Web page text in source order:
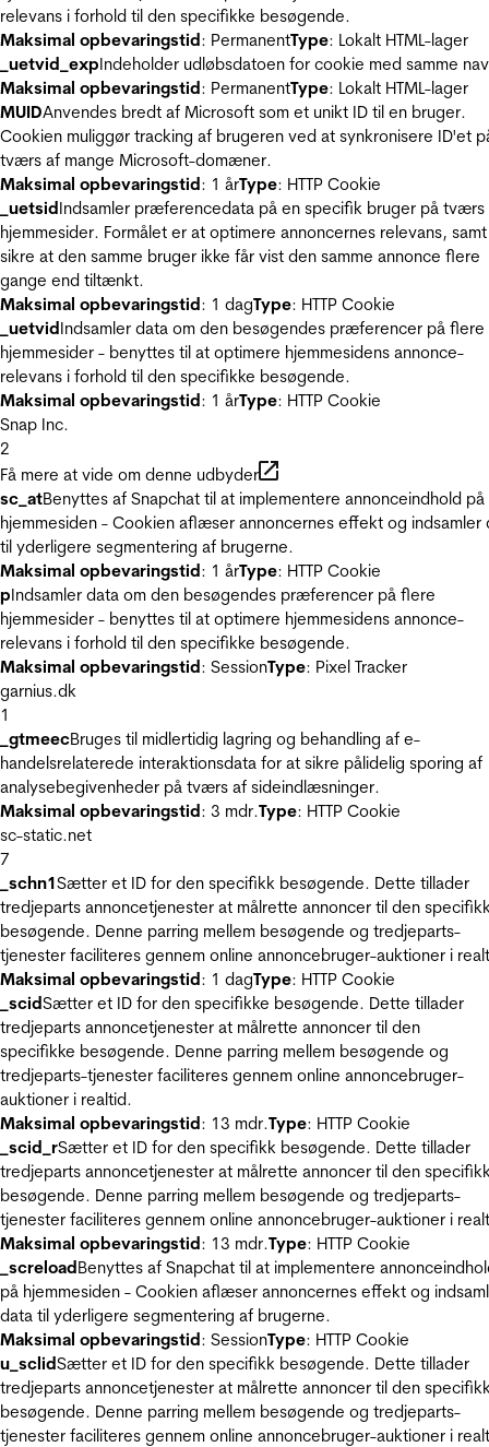
relevans i forhold til den specifikke besøgende.
Maksimal opbevaringstid: PermanentType: Lokalt HTML-lager
_uetvid_expIndeholder udløbsdatoen for cookie med samme
Maksimal opbevaringstid: PermanentType: Lokalt HTML-lager
MUIDAnvendes bredt af Microsoft som et unikt ID til en bruger.
Cookien muliggør tracking af brugeren ved at synkronisere ID'et
tværs af mange Microsoft-domæner.
Maksimal opbevaringstid: 1 årType: HTTP Cookie
_uetsidIndsamler præferencedata på en specifik bruger på tværs
hjemmesider. Formålet er at optimere annoncernes relevans, samt
sikre at den samme bruger ikke får vist den samme annonce flere
gange end tiltænkt.
Maksimal opbevaringstid: 1 dagType: HTTP Cookie
_uetvidIndsamler data om den besøgendes præferencer på flere
hjemmesider - benyttes til at optimere hjemmesidens annonce-
relevans i forhold til den specifikke besøgende.
Maksimal opbevaringstid: 1 årType: HTTP Cookie
Snap Inc.
2
Få mere at vide om denne udbyder
sc_atBenyttes af Snapchat til at implementere annonceindhold på
hjemmesiden - Cookien aflæser annoncernes effekt og indsamler
til yderligere segmentering af brugerne.
Maksimal opbevaringstid: 1 årType: HTTP Cookie
pIndsamler data om den besøgendes præferencer på flere
hjemmesider - benyttes til at optimere hjemmesidens annonce-
relevans i forhold til den specifikke besøgende.
Maksimal opbevaringstid: SessionType: Pixel Tracker
garnius.dk
1
_gtmeecBruges til midlertidig lagring og behandling af e-
handelsrelaterede interaktionsdata for at sikre pålidelig sporing af
analysebegivenheder på tværs af sideindlæsninger.
Maksimal opbevaringstid: 3 mdr.Type: HTTP Cookie
sc-static.net
7
_schn1Sætter et ID for den specifikk besøgende. Dette tillader
tredjeparts annoncetjenester at målrette annoncer til den
besøgende. Denne parring mellem besøgende og tredjeparts-
tjenester faciliteres gennem online annoncebruger-auktioner i
Maksimal opbevaringstid: 1 dagType: HTTP Cookie
_scidSætter et ID for den specifikke besøgende. Dette tillader
tredjeparts annoncetjenester at målrette annoncer til den
specifikke besøgende. Denne parring mellem besøgende og
tredjeparts-tjenester faciliteres gennem online annoncebruger-
auktioner i realtid.
Maksimal opbevaringstid: 13 mdr.Type: HTTP Cookie
_scid_rSætter et ID for den specifikk besøgende. Dette tillader
tredjeparts annoncetjenester at målrette annoncer til den
besøgende. Denne parring mellem besøgende og tredjeparts-
tjenester faciliteres gennem online annoncebruger-auktioner i
Maksimal opbevaringstid: 13 mdr.Type: HTTP Cookie
_screloadBenyttes af Snapchat til at implementere
på hjemmesiden - Cookien aflæser annoncernes effekt og
data til yderligere segmentering af brugerne.
Maksimal opbevaringstid: SessionType: HTTP Cookie
u_sclidSætter et ID for den specifikk besøgende. Dette tillader
tredjeparts annoncetjenester at målrette annoncer til den
besøgende. Denne parring mellem besøgende og tredjeparts-
tjenester faciliteres gennem online annoncebruger-auktioner i